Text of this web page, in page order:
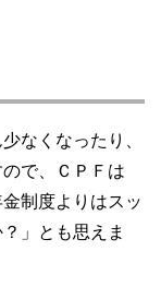
なくなったり、
で、ＣＰＦは
制度よりはスッ
」とも思えま